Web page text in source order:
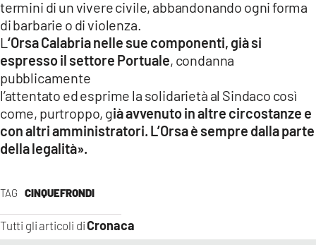
TAG CINQUEFRONDI
Tutti gli articoli diCronaca
termini di un vivere civile, abbandonando ogni forma
di barbarie o di violenza.
L ‘Orsa Calabria nelle sue componenti, già si
espresso il settore Portuale, condanna
pubblicamente
l’attentato ed esprime la solidarietà al Sindaco così
come, purtroppo, già avvenuto in altre circostanze e
con altri amministratori. L’Orsa è sempre dalla parte
della legalità».